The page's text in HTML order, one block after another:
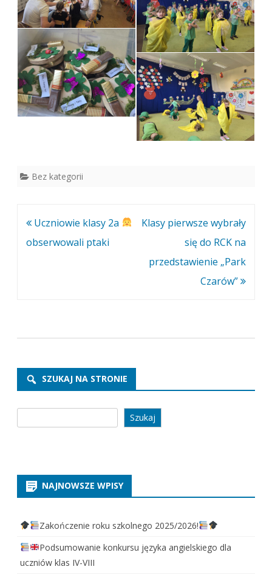
Bez kategorii
Nawigacja
wpisu
Uczniowie klasy 2a
obserwowali ptaki
Klasy pierwsze wybrały
się do RCK na
przedstawienie „Park
Czarów”
SZUKAJ NA STRONIE
Szukaj
NAJNOWSZE WPISY
Zakończenie roku szkolnego 2025/2026!
Podsumowanie konkursu języka angielskiego dla
uczniów klas IV-VIII